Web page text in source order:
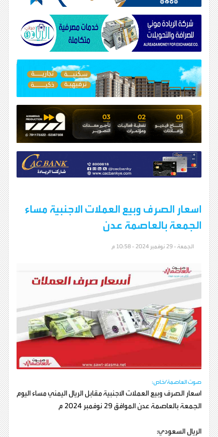
اسعار الصرف وبيع العملات الاجنبية مساء
الجمعة بالعاصمة عدن
الجمعة - 29 نوفمبر 2024 - 10:58 م
صوت العاصمة/خاص:
اسعار الصرف وبيع العملات الاجنبية مقابل الريال اليمني مساء اليوم
الجمعة بالعاصمة عدن الموافق 29 نوفمبر 2024 م
الريال السعودي: